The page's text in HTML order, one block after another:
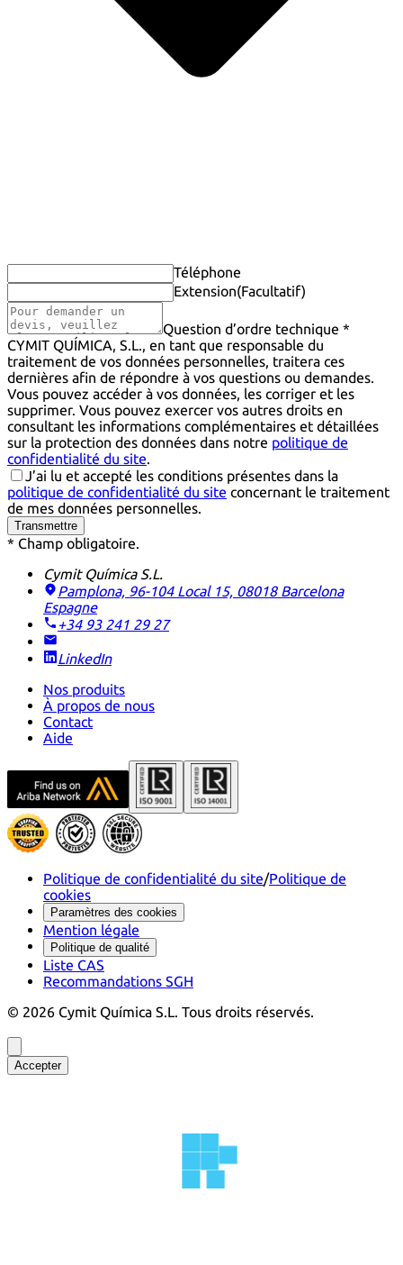
Téléphone
Extension(Facultatif)
Question d’ordre technique *
CYMIT QUÍMICA, S.L., en tant que responsable du
traitement de vos données personnelles, traitera ces
dernières afin de répondre à vos questions ou demandes.
Vous pouvez accéder à vos données, les corriger et les
supprimer. Vous pouvez exercer vos autres droits en
consultant les informations complémentaires et détaillées
sur la protection des données dans notre politique de
confidentialité du site.
J’ai lu et accepté les conditions présentes dans la
politique de confidentialité du site concernant le traitement
de mes données personnelles.
Transmettre
* Champ obligatoire.
Cymit Química S.L.
Pamplona, 96-104 Local 15, 08018 Barcelona
Espagne
+34 93 241 29 27
LinkedIn
Nos produits
À propos de nous
Contact
Aide
Politique de confidentialité du site/Politique de
cookies
Paramètres des cookies
Mention légale
Politique de qualité
Liste CAS
Recommandations SGH
© 2026 Cymit Química S.L. Tous droits réservés.
Accepter